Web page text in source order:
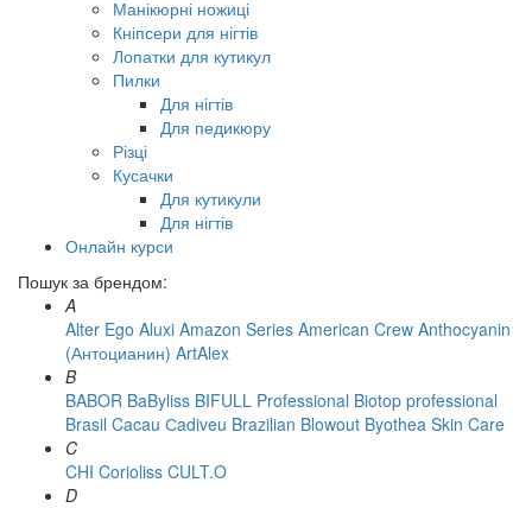
Манікюрні ножиці
Кніпсери для нігтів
Лопатки для кутикул
Пилки
Для нігтів
Для педикюру
Різці
Кусачки
Для кутикули
Для нігтів
Онлайн курси
Пошук за брендом:
A
Alter Ego Aluxi Amazon Series American Crew Anthocyanin
(Антоцианин) ArtAlex
B
BABOR BaByliss BIFULL Professional Biotop professional
Brasil Cacau Сadiveu Brazilian Blowout Byothea Skin Care
C
CHI Corioliss CULT.O
D